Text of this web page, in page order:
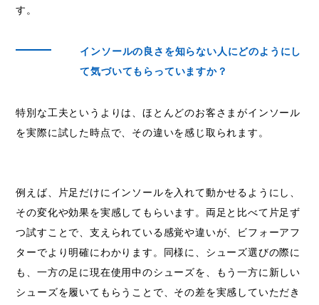
す。
インソールの良さを知らない人にどのようにし
て気づいてもらっていますか？
特別な工夫というよりは、ほとんどのお客さまがインソール
を実際に試した時点で、その違いを感じ取られます。
例えば、片足だけにインソールを入れて動かせるようにし、
その変化や効果を実感してもらいます。両足と比べて片足ず
つ試すことで、支えられている感覚や違いが、ビフォーアフ
ターでより明確にわかります。同様に、シューズ選びの際に
も、一方の足に現在使用中のシューズを、もう一方に新しい
シューズを履いてもらうことで、その差を実感していただき